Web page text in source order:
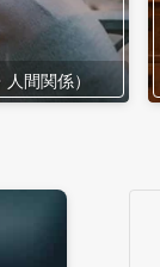
人間関係）